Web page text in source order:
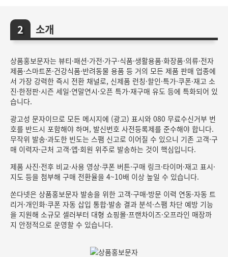
소개
상품홍보문자는 뷰티·패션·가전·가구·식품·생활용품·화장품·의류·전자
제품·스마트폰·건강식품·반려동물 용품 등 거의 모든 제품 판매 업종에
서 가장 강력한 즉시 전환 채널로, 신제품 런칭·할인·특가·쿠폰·재고 소
진·한정판·시즌 세일·연말연시·오픈 특가·재구매 유도 등에 특화되어 있
습니다.
광고성 문자이므로 모든 메시지에 (광고) 표시와 080 무료수신거부 번
호를 반드시 포함해야 하며, 발신번호 사전등록제를 준수해야 합니다.
무작위 발송·과도한 빈도는 스팸 신고로 이어질 수 있으니 기존 고객·구
매 이력자·근처 고객·앱·회원 위주로 발송하는 것이 핵심입니다.
제품 사진·전후 비교·사용 영상·쿠폰 버튼·구매 링크·타이머·재고 표시·
지도 등을 첨부해 구매 전환율을 4~10배 이상 높일 수 있습니다.
쏜다넷은 상품홍보문자 발송을 위한 고객·구매·방문 이력 연동·자동 트
리거·개인화·쿠폰 자동 삽입 통합·발송 결과 분석·스팸 차단 예방 기능
을 지원해 소규모 셀러부터 대형 쇼핑몰·프랜차이즈·오프라인 매장까
지 안정적으로 운영할 수 있습니다.